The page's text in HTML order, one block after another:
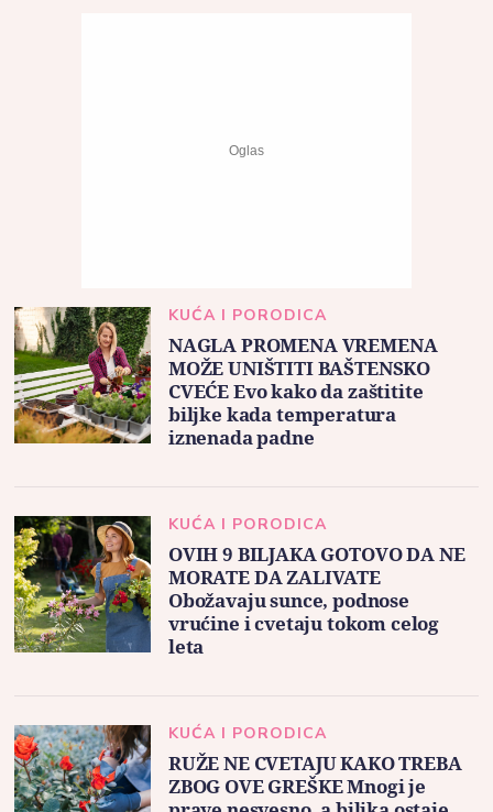
KUĆA I PORODICA
NAGLA PROMENA VREMENA
MOŽE UNIŠTITI BAŠTENSKO
CVEĆE Evo kako da zaštitite
biljke kada temperatura
iznenada padne
KUĆA I PORODICA
OVIH 9 BILJAKA GOTOVO DA NE
MORATE DA ZALIVATE
Obožavaju sunce, podnose
vrućine i cvetaju tokom celog
leta
KUĆA I PORODICA
RUŽE NE CVETAJU KAKO TREBA
ZBOG OVE GREŠKE Mnogi je